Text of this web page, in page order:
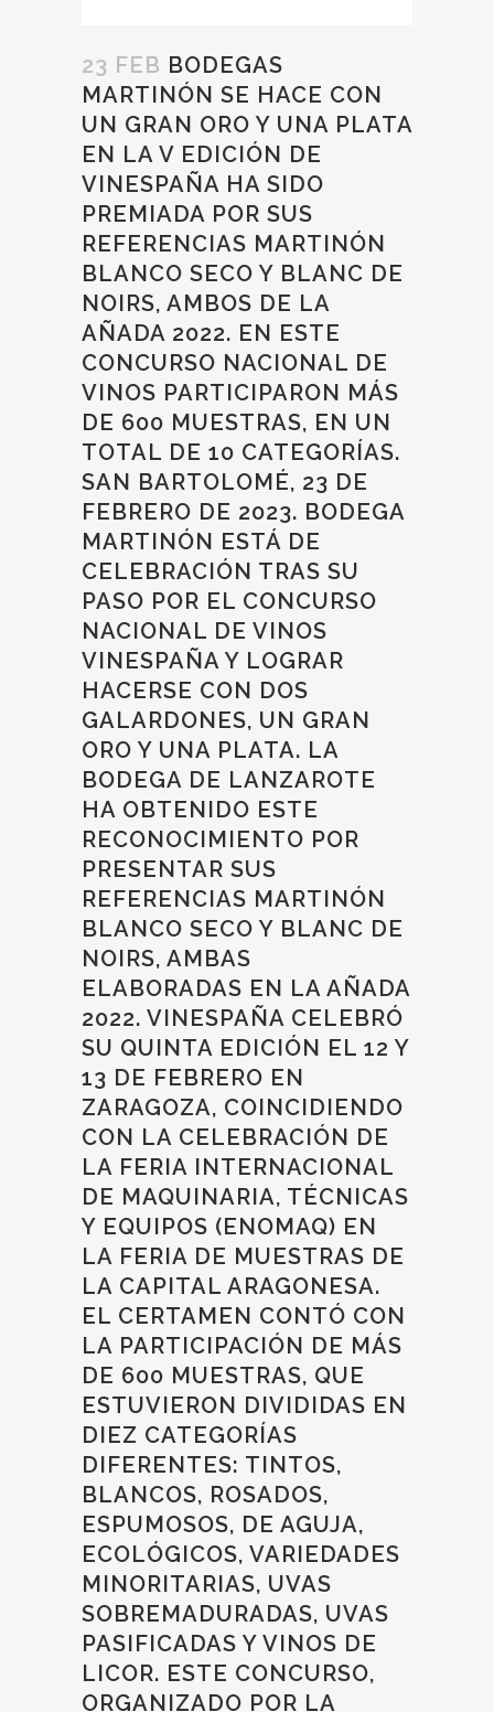
23 FEB BODEGAS
MARTINÓN SE HACE CON
UN GRAN ORO Y UNA PLATA
EN LA V EDICIÓN DE
VINESPAÑA HA SIDO
PREMIADA POR SUS
REFERENCIAS MARTINÓN
BLANCO SECO Y BLANC DE
NOIRS, AMBOS DE LA
AÑADA 2022. EN ESTE
CONCURSO NACIONAL DE
VINOS PARTICIPARON MÁS
DE 600 MUESTRAS, EN UN
TOTAL DE 10 CATEGORÍAS.
SAN BARTOLOMÉ, 23 DE
FEBRERO DE 2023. BODEGA
MARTINÓN ESTÁ DE
CELEBRACIÓN TRAS SU
PASO POR EL CONCURSO
NACIONAL DE VINOS
VINESPAÑA Y LOGRAR
HACERSE CON DOS
GALARDONES, UN GRAN
ORO Y UNA PLATA. LA
BODEGA DE LANZAROTE
HA OBTENIDO ESTE
RECONOCIMIENTO POR
PRESENTAR SUS
REFERENCIAS MARTINÓN
BLANCO SECO Y BLANC DE
NOIRS, AMBAS
ELABORADAS EN LA AÑADA
2022. VINESPAÑA CELEBRÓ
SU QUINTA EDICIÓN EL 12 Y
13 DE FEBRERO EN
ZARAGOZA, COINCIDIENDO
CON LA CELEBRACIÓN DE
LA FERIA INTERNACIONAL
DE MAQUINARIA, TÉCNICAS
Y EQUIPOS (ENOMAQ) EN
LA FERIA DE MUESTRAS DE
LA CAPITAL ARAGONESA.
EL CERTAMEN CONTÓ CON
LA PARTICIPACIÓN DE MÁS
DE 600 MUESTRAS, QUE
ESTUVIERON DIVIDIDAS EN
DIEZ CATEGORÍAS
DIFERENTES: TINTOS,
BLANCOS, ROSADOS,
ESPUMOSOS, DE AGUJA,
ECOLÓGICOS, VARIEDADES
MINORITARIAS, UVAS
SOBREMADURADAS, UVAS
PASIFICADAS Y VINOS DE
LICOR. ESTE CONCURSO,
ORGANIZADO POR LA